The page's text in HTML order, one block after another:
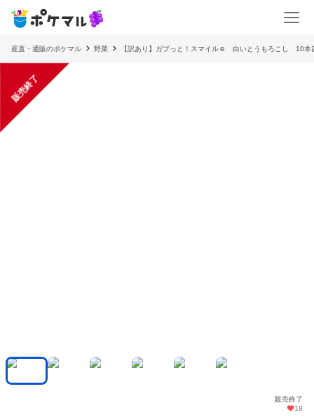
産直・通販のポケマル 野菜 【訳あり】ガブっと！スマイル☺︎ 白いとうもろこし 10本
販売終了
販売終了
18